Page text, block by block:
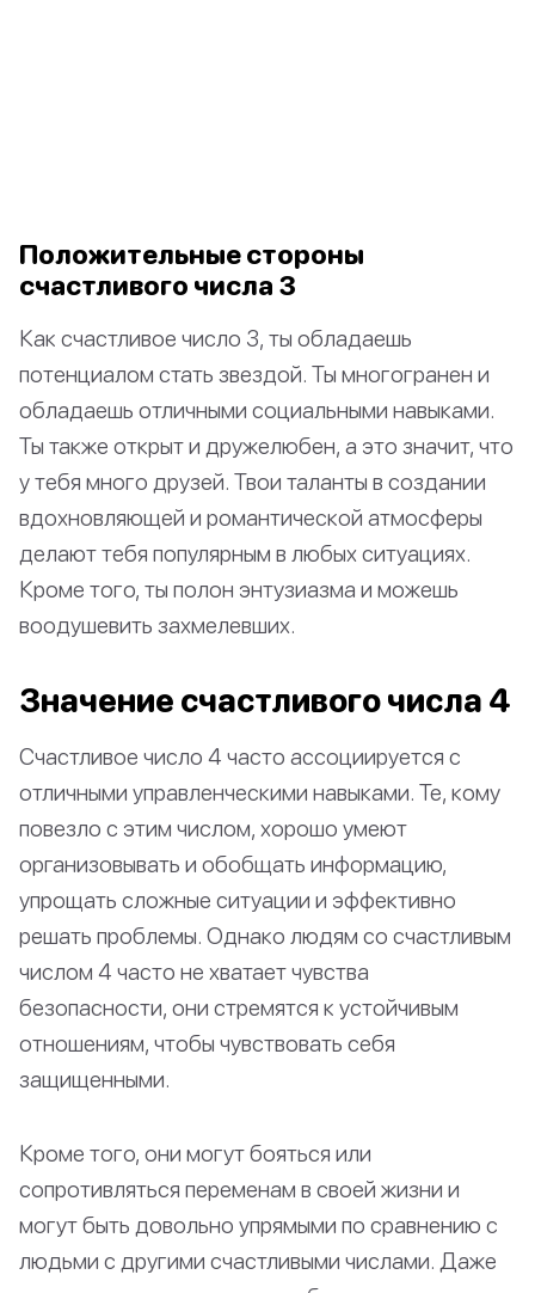
Положительные стороны
счастливого числа 3
Как счастливое число 3, ты обладаешь
потенциалом стать звездой. Ты многогранен и
обладаешь отличными социальными навыками.
Ты также открыт и дружелюбен, а это значит, что
у тебя много друзей. Твои таланты в создании
вдохновляющей и романтической атмосферы
делают тебя популярным в любых ситуациях.
Кроме того, ты полон энтузиазма и можешь
воодушевить захмелевших.
Значение счастливого числа 4
Счастливое число 4 часто ассоциируется с
отличными управленческими навыками. Те, кому
повезло с этим числом, хорошо умеют
организовывать и обобщать информацию,
упрощать сложные ситуации и эффективно
решать проблемы. Однако людям со счастливым
числом 4 часто не хватает чувства
безопасности, они стремятся к устойчивым
отношениям, чтобы чувствовать себя
защищенными.
Кроме того, они могут бояться или
сопротивляться переменам в своей жизни и
могут быть довольно упрямыми по сравнению с
людьми с другими счастливыми числами. Даже